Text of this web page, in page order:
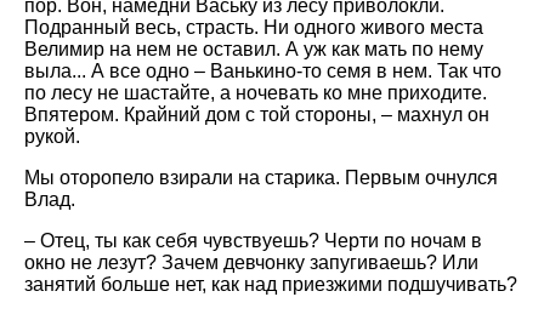
пор. Вон, намедни Ваську из лесу приволокли.
Подранный весь, страсть. Ни одного живого места
Велимир на нем не оставил. А уж как мать по нему
выла... А все одно – Ванькино-то семя в нем. Так что
по лесу не шастайте, а ночевать ко мне приходите.
Впятером. Крайний дом с той стороны, – махнул он
рукой.
Мы оторопело взирали на старика. Первым очнулся
Влад.
– Отец, ты как себя чувствуешь? Черти по ночам в
окно не лезут? Зачем девчонку запугиваешь? Или
занятий больше нет, как над приезжими подшучивать?